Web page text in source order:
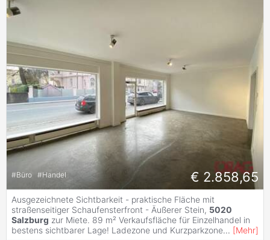
#Büro #Handel € 2.858,65
Ausgezeichnete Sichtbarkeit - praktische Fläche mit
straßenseitiger Schaufensterfront - Äußerer Stein, 5020
Salzburg zur Miete. 89 m² Verkaufsfläche für Einzelhandel in
bestens sichtbarer Lage! Ladezone und Kurzparkzone... [Mehr]